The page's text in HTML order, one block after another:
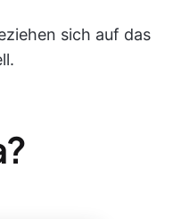
sich auf das